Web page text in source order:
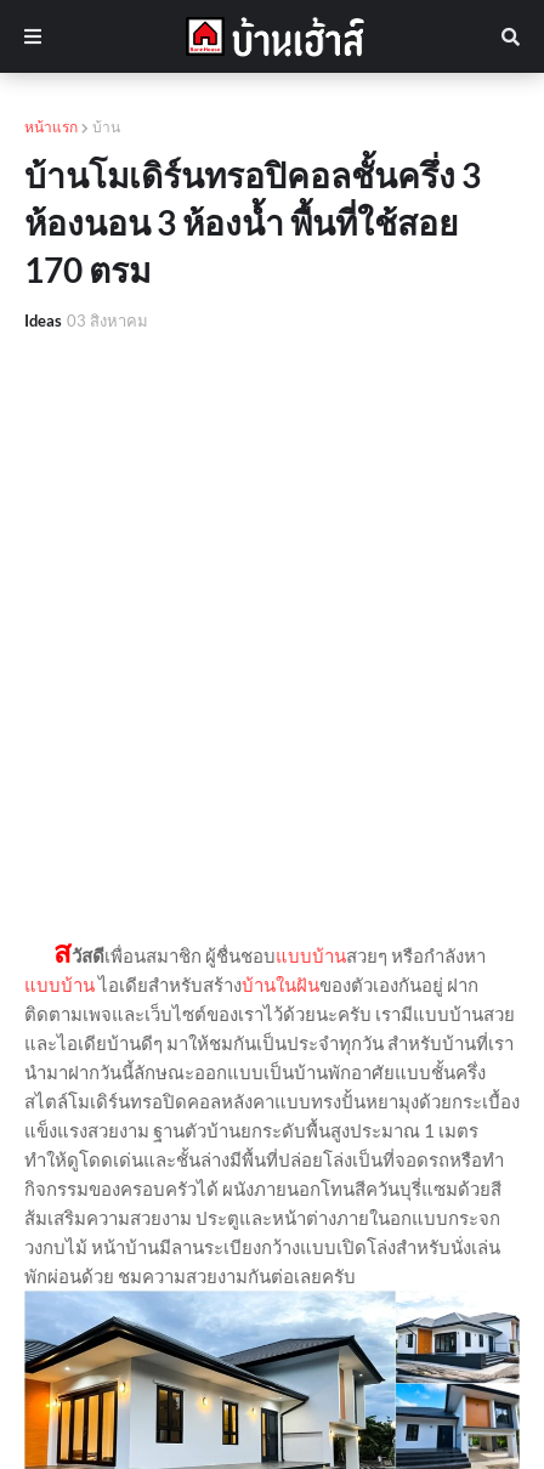
หน้าแรก บ้าน
บ้านโมเดิร์นทรอปิคอลชั้นครึ่ง 3
ห้องนอน 3 ห้องน้ำ พื้นที่ใช้สอย
170 ตรม
Ideas 03 สิงหาคม
สวัสดีเพื่อนสมาชิก ผู้ชื่นชอบแบบบ้านสวยๆ หรือกำลังหา
แบบบ้านไอเดียสำหรับสร้างบ้านในฝันของตัวเองกันอยู่ ฝาก
ติดตามเพจและเว็บไซต์ของเราไว้ด้วยนะครับ เรามีแบบบ้านสวย
และไอเดียบ้านดีๆ มาให้ชมกันเป็นประจำทุกวัน สำหรับบ้านที่เรา
นำมาฝากวันนี้ลักษณะออกแบบเป็นบ้านพักอาศัยแบบชั้นครึ่ง
สไตล์โมเดิร์นทรอปิดคอลหลังคาแบบทรงปั้นหยามุงด้วยกระเบื้อง
แข็งแรงสวยงาม ฐานตัวบ้านยกระดับพื้นสูงประมาณ 1 เมตร
ทำให้ดูโดดเด่นและชั้นล่างมีพื้นที่ปล่อยโล่งเป็นที่จอดรถหรือทำ
กิจกรรมของครอบครัวได้ ผนังภายนอกโทนสีควันบุรี่แซมด้วยสี
ส้มเสริมความสวยงาม ประตูและหน้าต่างภายในอกแบบกระจก
วงกบไม้ หน้าบ้านมีลานระเบียงกว้างแบบเปิดโล่งสำหรับนั่งเล่น
พักผ่อนด้วย ชมความสวยงามกันต่อเลยครับ